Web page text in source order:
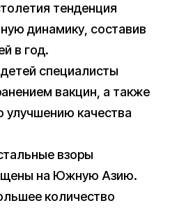
тенденция
динамику, составив
в год.
специалисты
вакцин, а также
улучшению качества
взоры
на Южную Азию.
количество